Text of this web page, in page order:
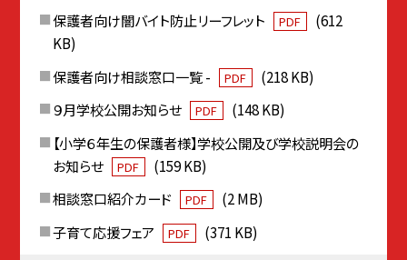
保護者向け闇バイト防止リーフレット
PDF
(612
KB)
保護者向け相談窓口一覧 -
PDF
(218 KB)
９月学校公開お知らせ
PDF
(148 KB)
【小学６年生の保護者様】学校公開及び学校説明会の
お知らせ
PDF
(159 KB)
相談窓口紹介カード
PDF
(2 MB)
子育て応援フェア
PDF (371 KB)